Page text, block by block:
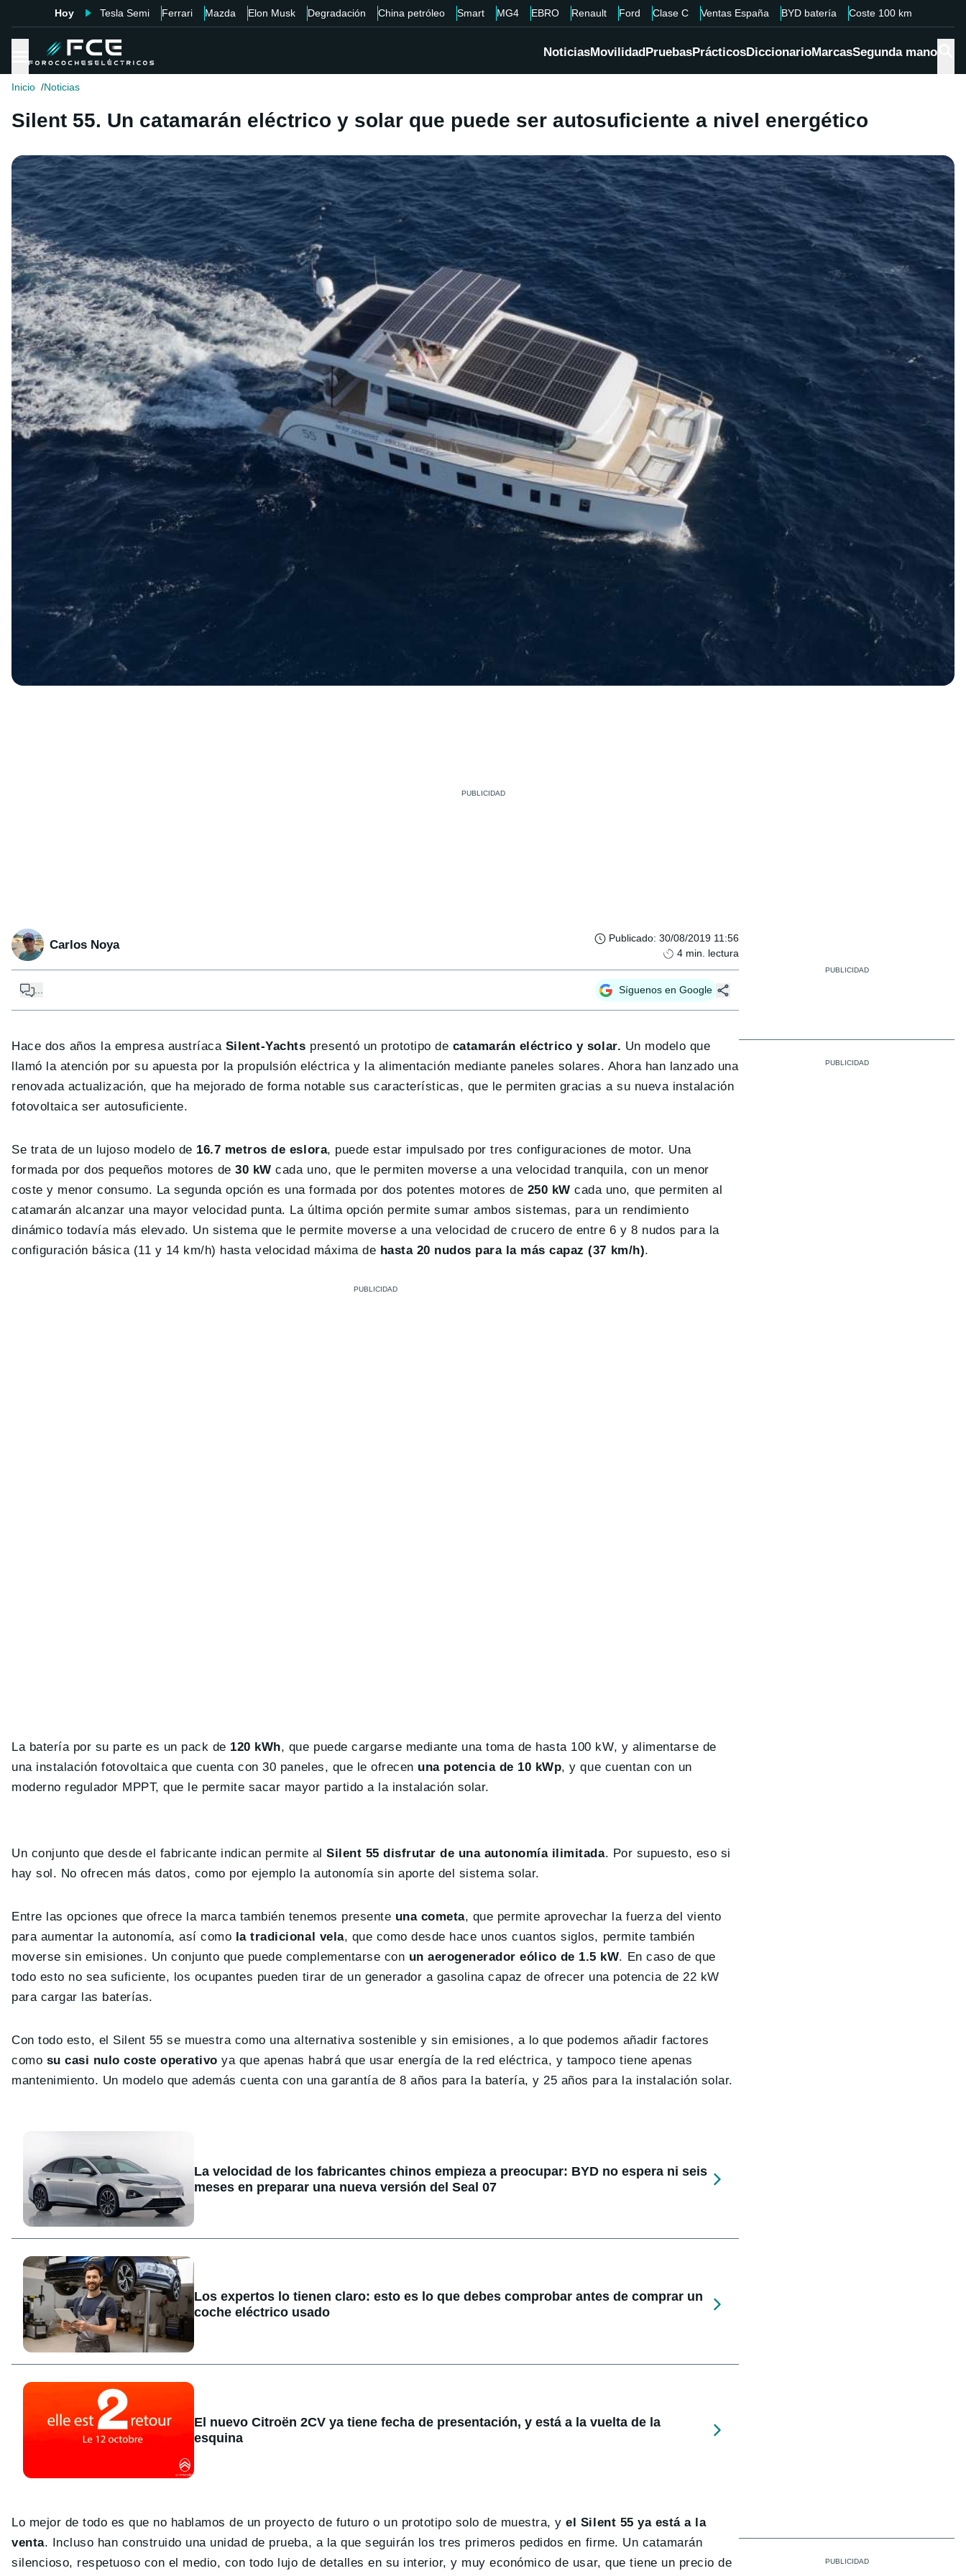
Hoy Tesla Semi Ferrari Mazda Elon Musk Degradación China petróleo Smart MG4 EBRO Renault Ford Clase C Ventas España BYD batería Coste 100 km
NoticiasMovilidadPruebasPrácticosDiccionarioMarcasSegunda mano
Inicio Noticias
Silent 55. Un catamarán eléctrico y solar que puede ser autosuficiente a nivel energético
Carlos Noya Publicado: 30/08/2019 11:56
4 min. lectura
Síguenos en Google
Hace dos años la empresa austríaca Silent-Yachts presentó un prototipo de catamarán eléctrico y solar. Un modelo que
llamó la atención por su apuesta por la propulsión eléctrica y la alimentación mediante paneles solares. Ahora han lanzado una
renovada actualización, que ha mejorado de forma notable sus características, que le permiten gracias a su nueva instalación
fotovoltaica ser autosuficiente.
Se trata de un lujoso modelo de 16.7 metros de eslora, puede estar impulsado por tres configuraciones de motor. Una
formada por dos pequeños motores de30 kW cada uno, que le permiten moverse a una velocidad tranquila, con un menor
coste y menor consumo. La segunda opción es una formada por dos potentes motores de 250 kW cada uno, que permiten al
catamarán alcanzar una mayor velocidad punta. La última opción permite sumar ambos sistemas, para un rendimiento
dinámico todavía más elevado. Un sistema que le permite moverse a una velocidad de crucero de entre 6 y 8 nudos para la
configuración básica (11 y 14 km/h) hasta velocidad máxima de hasta 20 nudos para la más capaz (37 km/h).
La batería por su parte es un pack de 120 kWh, que puede cargarse mediante una toma de hasta 100 kW, y alimentarse de
una instalación fotovoltaica que cuenta con 30 paneles, que le ofrecen una potencia de 10 kWp, y que cuentan con un
moderno regulador MPPT, que le permite sacar mayor partido a la instalación solar.
Un conjunto que desde el fabricante indican permite al Silent 55 disfrutar de una autonomía ilimitada. Por supuesto, eso si
hay sol. No ofrecen más datos, como por ejemplo la autonomía sin aporte del sistema solar.
Entre las opciones que ofrece la marca también tenemos presente una cometa, que permite aprovechar la fuerza del viento
para aumentar la autonomía, así como la tradicional vela, que como desde hace unos cuantos siglos, permite también
moverse sin emisiones. Un conjunto que puede complementarse con un aerogenerador eólico de 1.5 kW. En caso de que
todo esto no sea suficiente, los ocupantes pueden tirar de un generador a gasolina capaz de ofrecer una potencia de 22 kW
para cargar las baterías.
Con todo esto, el Silent 55 se muestra como una alternativa sostenible y sin emisiones, a lo que podemos añadir factores
como su casi nulo coste operativo ya que apenas habrá que usar energía de la red eléctrica, y tampoco tiene apenas
mantenimiento. Un modelo que además cuenta con una garantía de 8 años para la batería, y 25 años para la instalación solar.
La velocidad de los fabricantes chinos empieza a preocupar: BYD no espera ni seis
meses en preparar una nueva versión del Seal 07
Los expertos lo tienen claro: esto es lo que debes comprobar antes de comprar un
coche eléctrico usado
El nuevo Citroën 2CV ya tiene fecha de presentación, y está a la vuelta de la
esquina
Lo mejor de todo es que no hablamos de un proyecto de futuro o un prototipo solo de muestra, yel Silent 55 ya está a la
venta. Incluso han construido una unidad de prueba, a la que seguirán los tres primeros pedidos en firme. Un catamarán
silencioso, respetuoso con el medio, con todo lujo de detalles en su interior, y muy económico de usar, que tiene un precio de